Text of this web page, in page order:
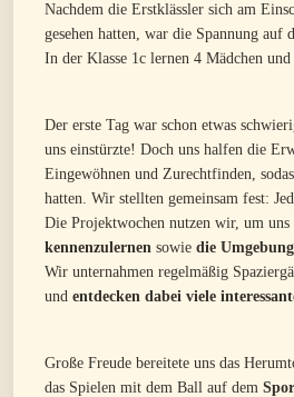
Nachdem die Erstklässler sich am
gesehen hatten, war die Spannung auf
In der Klasse 1c lernen 4 Mädchen und
Der erste Tag war schon etwas
uns einstürzte! Doch uns halfen die
Eingewöhnen und Zurechtfinden,
hatten. Wir stellten gemeinsam fest:
Die Projektwochen nutzen wir, um uns
kennenzulernen sowie die
Wir unternahmen regelmäßig
und entdecken dabei viele
Große Freude bereitete uns das
das Spielen mit dem Ball auf dem